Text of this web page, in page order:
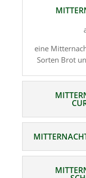
eine
Sorten Brot